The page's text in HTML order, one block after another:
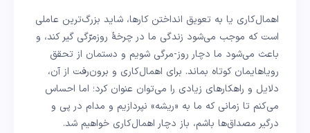
اهمال‌کاری یا به تعویق انداختن کارها، شاید بزرگ‌ترین عاملی
است که موجب می‌شود زندگی ما در چرخهٔ روزمرّگی گیر کند، و
باعث می‌شود ما دچار روز-مرگی شویم و دستمان از تحقق
رویاهایمان کوتاه بماند. برای اهمال‌کاری و برون‌رفت از آن،
دلایل و راهکارهای زیادی را می‌توان عنوان کرد؛ اما احساس
می‌کنم تا زمانی که ما به «ریشه» نپردازیم و مدام در پی و
درگیر مصداق‌ها باشم، باز دچار اهمال‌کاری خواهیم شد.